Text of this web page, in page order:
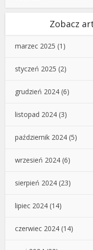
Zobacz
marzec 2025 (1)
styczeń 2025 (2)
grudzień 2024 (6)
listopad 2024 (3)
październik 2024 (5)
wrzesień 2024 (6)
sierpień 2024 (23)
lipiec 2024 (14)
czerwiec 2024 (14)